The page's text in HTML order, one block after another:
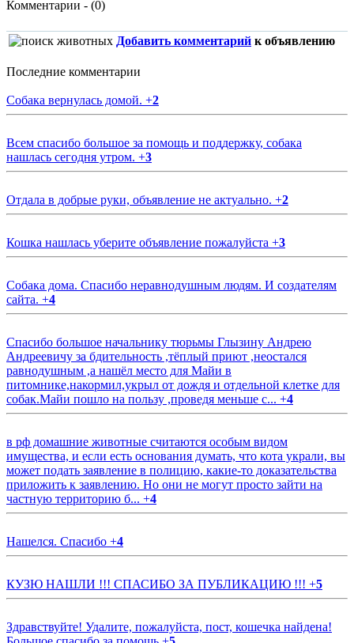
Комментарии - (0)
Добавить комментарий к объявлению
Последние комментарии
Собака вернулась домой. +2
Всем спасибо большое за помощь и поддержку, собака
нашлась сегодня утром. +3
Отдала в добрые руки, объявление не актуально. +2
Кошка нашлась уберите объявление пожалуйста +3
Собака дома. Спасибо неравнодушным людям. И создателям
сайта. +4
Спасибо большое начальнику тюрьмы Глызину Андрею
Андреевичу за бдительность ,тёплый приют ,неостался
равнодушным ,а нашёл место для Майи в
питомнике,накормил,укрыл от дождя и отдельной клетке для
собак.Майи пошло на пользу ,проведя меньше с... +4
в рф домашние животные считаются особым видом
имущества, и если есть основания думать, что кота украли, вы
может подать заявление в полицию, какие-то доказательства
приложить к заявлению. Но они не могут просто зайти на
частную территорию б... +4
Нашелся. Спасибо +4
КУЗЮ НАШЛИ !!! СПАСИБО ЗА ПУБЛИКАЦИЮ !!! +5
Здравствуйте! Удалите, пожалуйста, пост, кошечка найдена!